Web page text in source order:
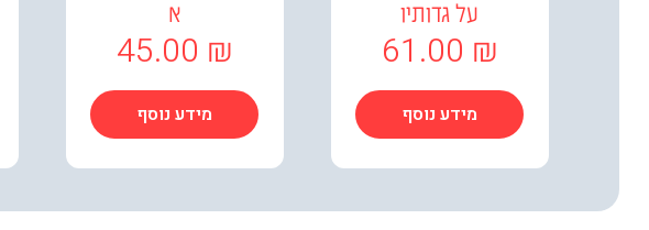
על גדותיו
61.00 ₪
מידע נוסף
א
45.00 ₪
מידע נוסף